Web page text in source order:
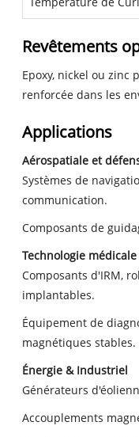
Revêtements
Epoxy, nickel ou
renforcée dans les
Applications
Aérospatiale et
Systèmes de
communication.
Composants de
Technologie médicale
Composants d'IRM,
implantables.
Équipement de
magnétiques stables.
Énergie & Industriel
Générateurs
Accouplements